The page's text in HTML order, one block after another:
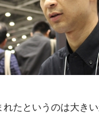
れたというのは大き